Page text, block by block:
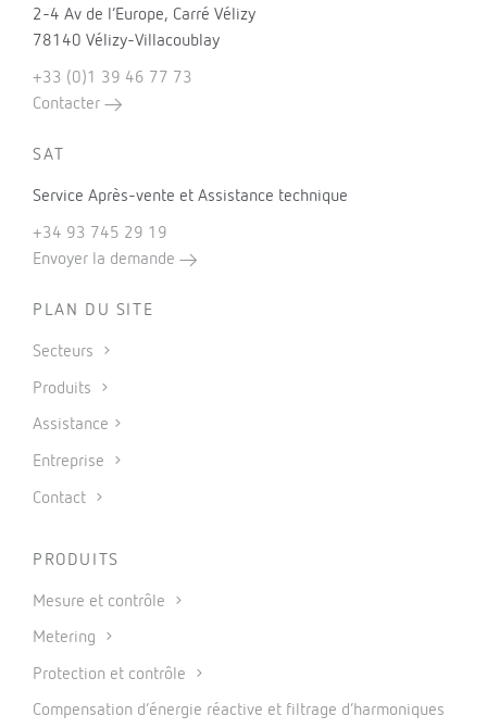
2-4 Av de l’Europe, Carré Vélizy
78140 Vélizy-Villacoublay
+33 (0)1 39 46 77 73
Contacter
SAT
Service Après-vente et Assistance technique
+34 93 745 29 19
Envoyer la demande
PLAN DU SITE
Secteurs
Produits
Assistance
Entreprise
Contact
PRODUITS
Mesure et contrôle
Metering
Protection et contrôle
Compensation d’énergie réactive et filtrage d’harmoniques